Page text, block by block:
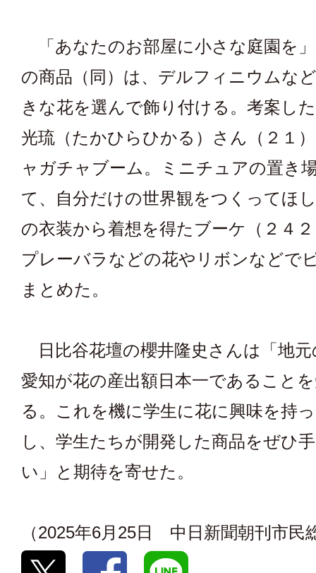
「あなたのお部屋に小さな庭園を
の商品（同）は、デルフィニウムな
きな花を選んで飾り付ける。考案し
光琉（たかひらひかる）さん（２１
ャガチャブーム。ミニチュアの置き
て、自分だけの世界観をつくってほ
の衣装から着想を得たブーケ（２４
プレーバラなどの花やリボンなどで
まとめた。
日比谷花壇の櫻井隆史さんは「地
愛知が花の産出額日本一であること
る。これを機に学生に花に興味を持
し、学生たちが開発した商品をぜひ
い」と期待を寄せた。
（2025年6月25日 中日新聞朝刊市民